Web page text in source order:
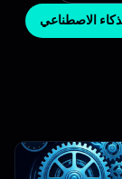
الاصطناعي